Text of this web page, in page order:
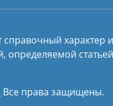
характер и
определяемой статьей
Все права защищены.